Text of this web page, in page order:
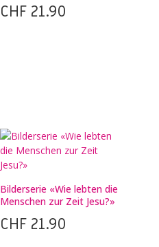
CHF 21.90
Bilderserie «Wie lebten die
Menschen zur Zeit Jesu?»
CHF 21.90